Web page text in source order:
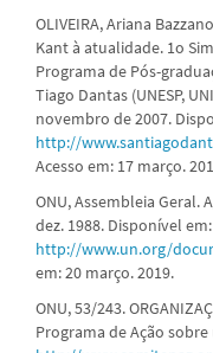
OLIVEIRA, Ariana
Kant à atualidade. 1o
Programa de Pós-
Tiago Dantas (UNESP,
novembro de 2007.
http://
Acesso em: 17 março.
ONU, Assembleia Geral.
dez. 1988. Disponível em:
http://www.un.org/
em: 20 março. 2019.
ONU, 53/243.
Programa de Ação